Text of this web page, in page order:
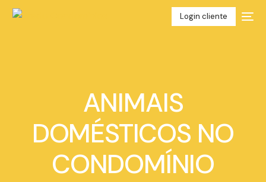
Login cliente
ANIMAIS
DOMÉSTICOS NO
CONDOMÍNIO